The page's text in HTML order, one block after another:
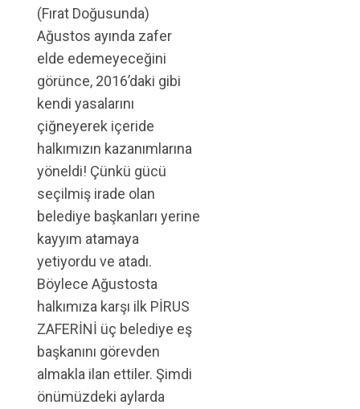
(Fırat Doğusunda)
Ağustos ayında zafer
elde edemeyeceğini
görünce, 2016’daki gibi
kendi yasalarını
çiğneyerek içeride
halkımızın kazanımlarına
yöneldi! Çünkü gücü
seçilmiş irade olan
belediye başkanları yerine
kayyım atamaya
yetiyordu ve atadı.
Böylece Ağustosta
halkımıza karşı ilk PİRUS
ZAFERİNİ üç belediye eş
başkanını görevden
almakla ilan ettiler. Şimdi
önümüzdeki aylarda